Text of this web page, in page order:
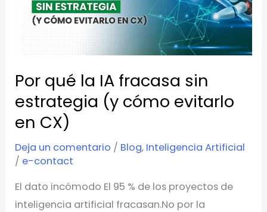
Por qué la IA fracasa sin
estrategia (y cómo evitarlo
en CX)
Deja un comentario / Blog, Inteligencia Artificial
/ e-contact
El dato incómodo El 95 % de los proyectos de
inteligencia artificial fracasan.No por la
fracasa
(y
cómo
en
CX)